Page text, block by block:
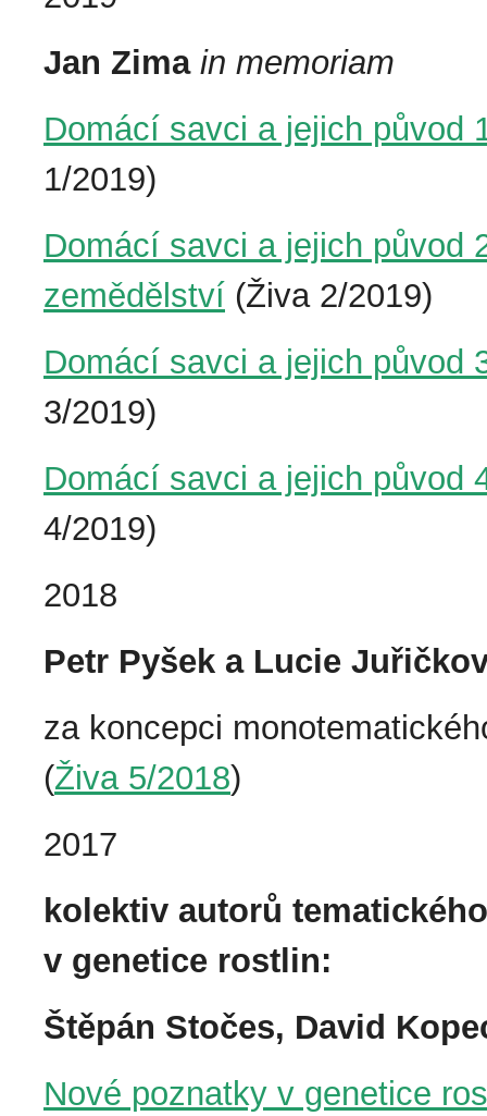
Jan Zima in memoriam
Domácí savci a jejich původ
1/2019)
Domácí savci a jejich původ
zemědělství (Živa 2/2019)
Domácí savci a jejich původ
3/2019)
Domácí savci a jejich původ
4/2019)
2018
Petr Pyšek a Lucie
za koncepci
(Živa 5/2018)
2017
kolektiv autorů
v genetice rostlin:
Štěpán Stočes, David
Nové poznatky v genetice